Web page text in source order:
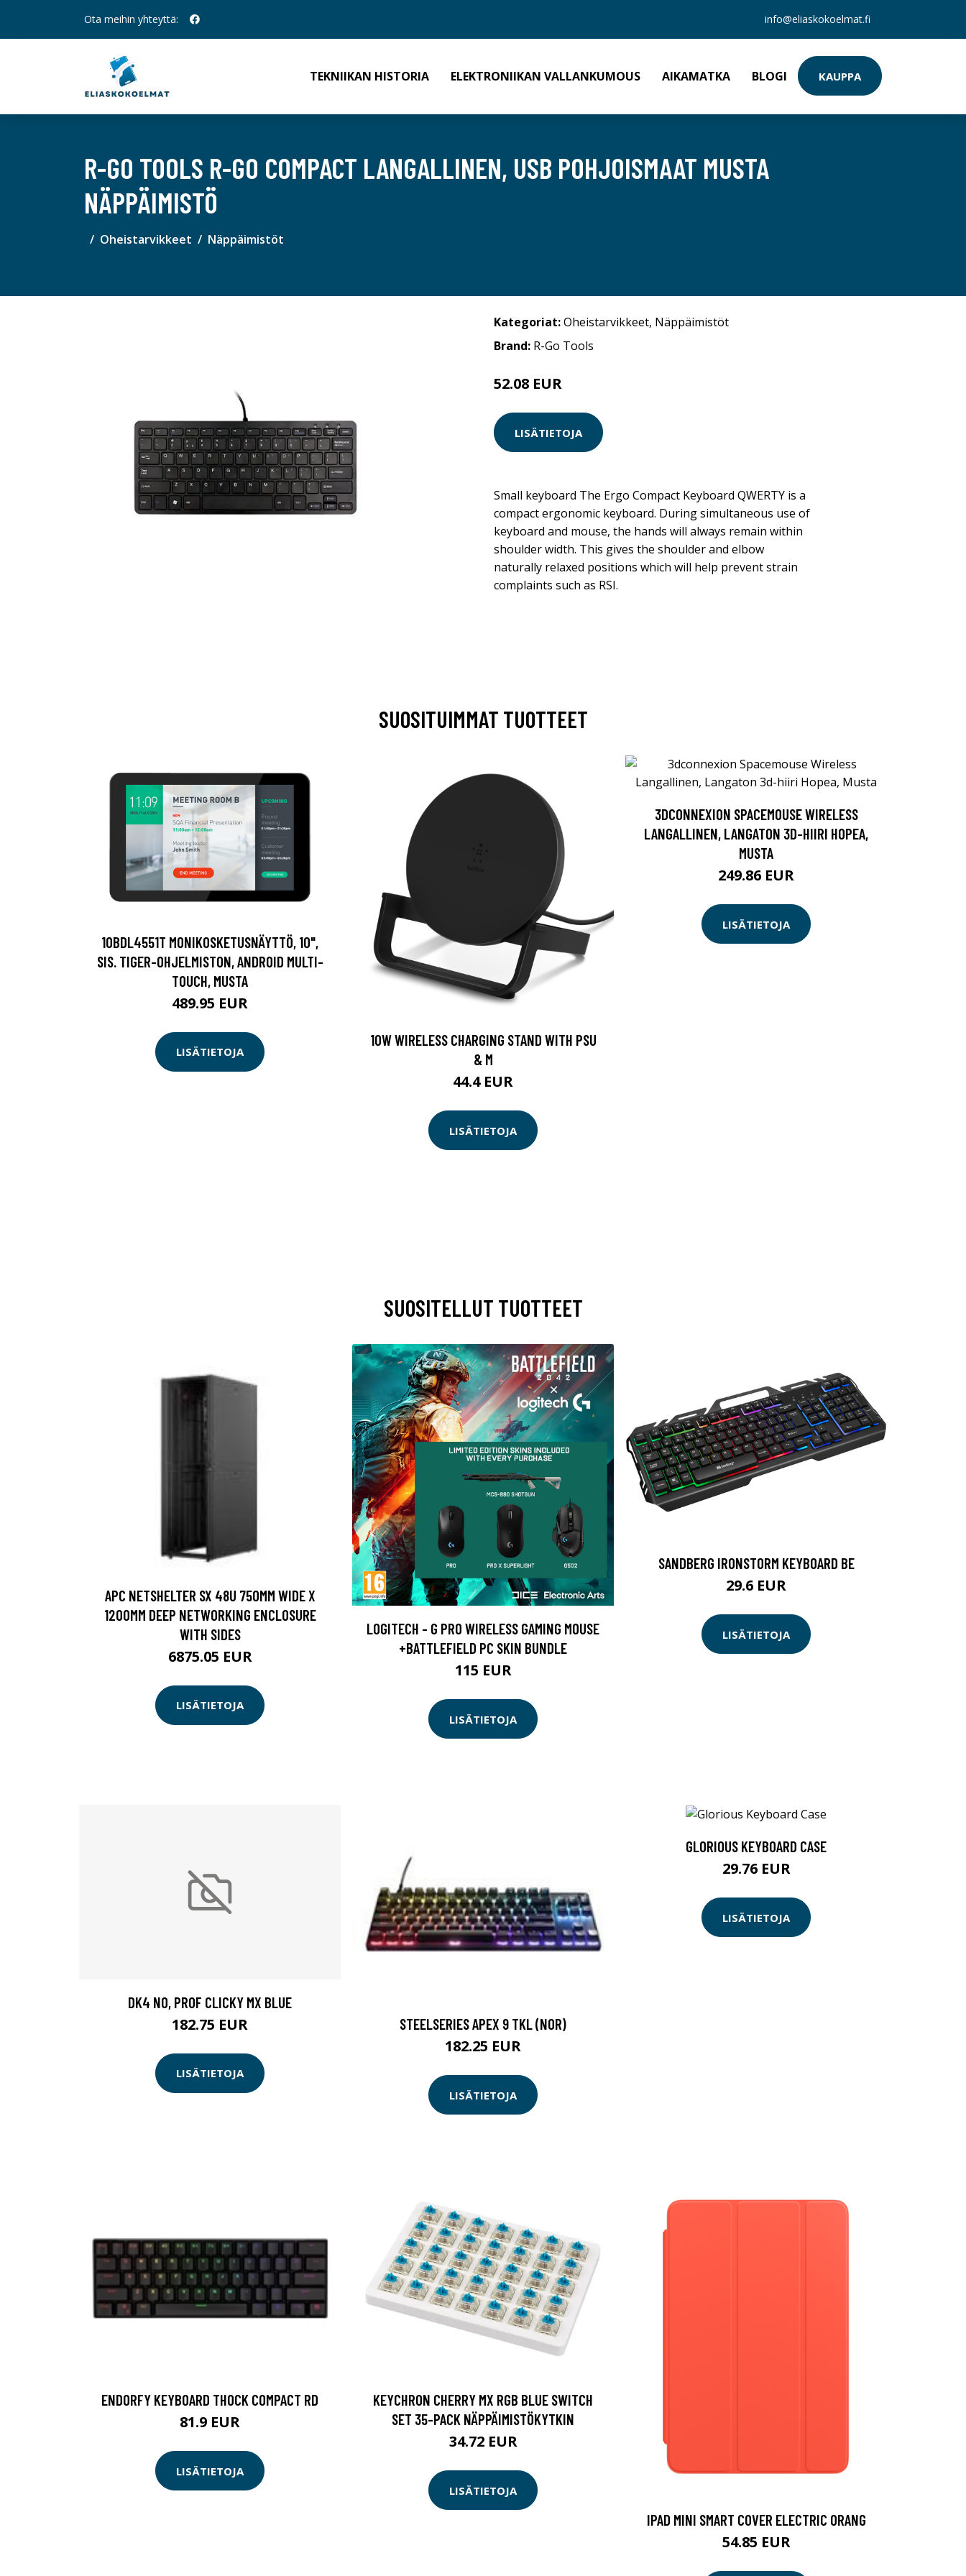
Ota meihin yhteyttä: info@eliaskokoelmat.fi
TEKNIIKAN HISTORIA ELEKTRONIIKAN VALLANKUMOUS AIKAMATKA BLOGI KAUPPA
R-GO TOOLS R-GO COMPACT LANGALLINEN, USB POHJOISMAAT MUSTA
NÄPPÄIMISTÖ
Oheistarvikkeet Näppäimistöt
Kategoriat:Oheistarvikkeet, Näppäimistöt
Brand: R-Go Tools
52.08 EUR
LISÄTIETOJA
Small keyboard The Ergo Compact Keyboard QWERTY is a
compact ergonomic keyboard. During simultaneous use of
keyboard and mouse, the hands will always remain within
shoulder width. This gives the shoulder and elbow
naturally relaxed positions which will help prevent strain
complaints such as RSI.
SUOSITUIMMAT TUOTTEET
10BDL4551T MONIKOSKETUSNÄYTTÖ, 10",
SIS. TIGER-OHJELMISTON, ANDROID MULTI-
TOUCH, MUSTA
489.95 EUR
LISÄTIETOJA
10W WIRELESS CHARGING STAND WITH PSU
& M
44.4 EUR
LISÄTIETOJA
3DCONNEXION SPACEMOUSE WIRELESS
LANGALLINEN, LANGATON 3D-HIIRI HOPEA,
MUSTA
249.86 EUR
LISÄTIETOJA
SUOSITELLUT TUOTTEET
APC NETSHELTER SX 48U 750MM WIDE X
1200MM DEEP NETWORKING ENCLOSURE
WITH SIDES
6875.05 EUR
LISÄTIETOJA
LOGITECH - G PRO WIRELESS GAMING MOUSE
+BATTLEFIELD PC SKIN BUNDLE
115 EUR
LISÄTIETOJA
SANDBERG IRONSTORM KEYBOARD BE
29.6 EUR
LISÄTIETOJA
DK4 NO, PROF CLICKY MX BLUE
182.75 EUR
LISÄTIETOJA
STEELSERIES APEX 9 TKL (NOR)
182.25 EUR
LISÄTIETOJA
GLORIOUS KEYBOARD CASE
29.76 EUR
LISÄTIETOJA
ENDORFY KEYBOARD THOCK COMPACT RD
81.9 EUR
LISÄTIETOJA
KEYCHRON CHERRY MX RGB BLUE SWITCH
SET 35-PACK NÄPPÄIMISTÖKYTKIN
34.72 EUR
LISÄTIETOJA
IPAD MINI SMART COVER ELECTRIC ORANG
54.85 EUR